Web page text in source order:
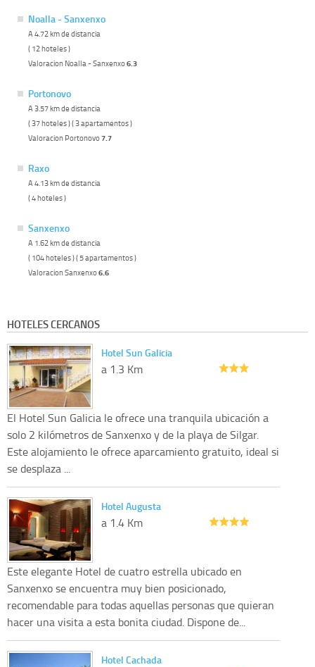
Noalla - Sanxenxo
A 4.72 km de distancia
( 12 hoteles )
Valoracion Noalla - Sanxenxo6.3
Portonovo
A 3.57 km de distancia
( 37 hoteles ) ( 3 apartamentos )
Valoracion Portonovo7.7
Raxo
A 4.13 km de distancia
( 4 hoteles )
Sanxenxo
A 1.62 km de distancia
( 104 hoteles ) ( 5 apartamentos )
Valoracion Sanxenxo6.6
HOTELES CERCANOS
Hotel Sun Galicia
a 1.3 Km
El Hotel Sun Galicia le ofrece una tranquila ubicación a
solo 2 kilómetros de Sanxenxo y de la playa de Silgar.
Este alojamiento le ofrece aparcamiento gratuito, ideal si
se desplaza ...
Hotel Augusta
a 1.4 Km
Este elegante Hotel de cuatro estrella ubicado en
Sanxenxo se encuentra muy bien posicionado,
recomendable para todas aquellas personas que quieran
hacer una visita a esta bonita ciudad. Dispone de...
Hotel Cachada